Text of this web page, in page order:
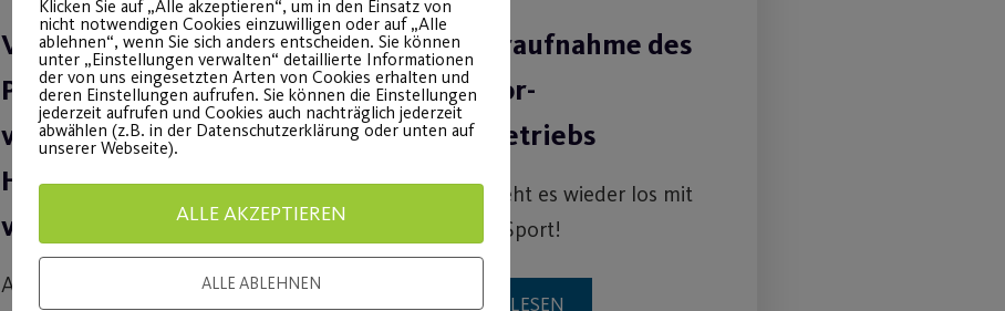
VR Bank Nürnberg und
Post SV Nürnberg
verlängern das
Hauptsponsoring
vorzeitig bis 2024
Aktuelles Engagement wird um
Wiederaufnahme des
Outdoor-
Sportbetriebs
Endlich geht es wieder los mit
Outdoor-Sport!
WEITERLESEN
Klicken Sie auf „Alle akzeptieren“, um in den Einsatz von
nicht notwendigen Cookies einzuwilligen oder auf „Alle
ablehnen“, wenn Sie sich anders entscheiden. Sie können
unter „Einstellungen verwalten“ detaillierte Informationen
der von uns eingesetzten Arten von Cookies erhalten und
deren Einstellungen aufrufen. Sie können die Einstellungen
jederzeit aufrufen und Cookies auch nachträglich jederzeit
abwählen (z.B. in der Datenschutzerklärung oder unten auf
unserer Webseite).
ALLE AKZEPTIEREN
ALLE ABLEHNEN